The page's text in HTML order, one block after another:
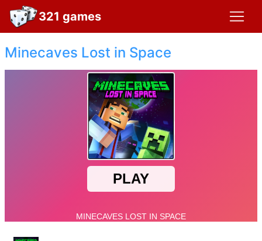
321 games
Minecaves Lost in Space